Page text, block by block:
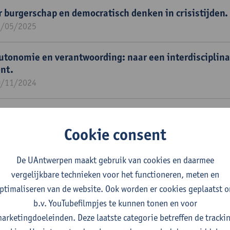
burgerschap en democratisch denken in crisistijden.
05/2025
en verantwoording: naar een
11/2024
en gelaagd bestuur (LEGITIMULT).
2025
in de (post-) COVID-19 EU: Effecten van
vertrouwen en politieke polarisatie.
08/2024
en nalevingsbereidheid aangaande
Cookie consent
De UAntwerpen maakt gebruik van cookies en daarmee
vergelijkbare technieken voor het functioneren, meten en
van de website. Ook worden er cookies geplaatst
b.v. YouTubefilmpjes te kunnen tonen en voor
Deze laatste categorie betreffen de